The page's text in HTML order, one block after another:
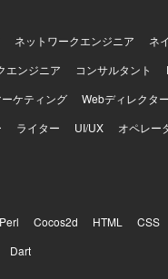
に組み込まれている組織で
を高めることができます。
を直接支えていることを実感できる
GCP等）を活用し、コンテ
ネットワークエンジニア ネ
エンジニア コンサルタント
ケティング Webディレクター
ライター UI/UX オペレー
Perl Cocos2d HTML CSS
Dart